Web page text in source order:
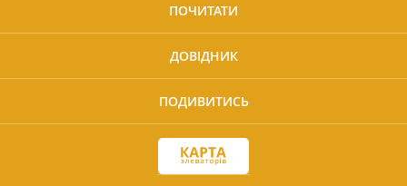
ПОЧИТАТИ
ДОВІДНИК
ПОДИВИТИСЬ